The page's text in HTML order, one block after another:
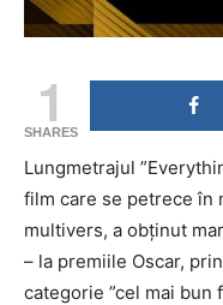
1
SHARES
Lungmetrajul
film care se petrece în
multivers, a obţinut
– la premiile Oscar,
categorie ”cel mai bun